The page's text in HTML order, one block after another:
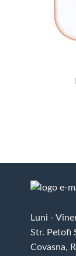
Luni -
Str. Petofi
Covasna,